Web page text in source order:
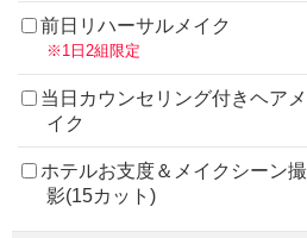
前日リハーサルメイク
※1日2組限定
当日カウンセリング付きヘアメ
イク
ホテルお支度＆メイクシーン撮
影(15カット)